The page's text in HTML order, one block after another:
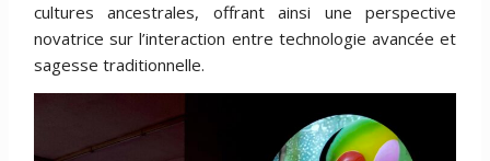
cultures ancestrales, offrant ainsi une perspective
novatrice sur l’interaction entre technologie avancée et
sagesse traditionnelle.